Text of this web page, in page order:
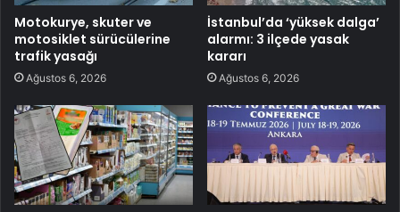
Motokurye, skuter ve
motosiklet sürücülerine
trafik yasağı
Ağustos 6, 2026
İstanbul’da ‘yüksek dalga’
alarmı: 3 ilçede yasak
kararı
Ağustos 6, 2026